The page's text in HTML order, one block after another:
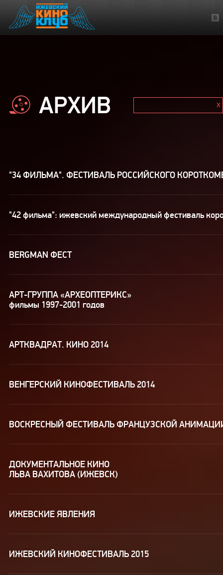
АРХИВ
"34 ФИЛЬМА". ФЕСТИВАЛЬ РОССИЙСКОГО
"42 фильма": ижевский международный фестиваль
BERGMAN ФЕСТ
АРТ-ГРУППА «АРХЕОПТЕРИКС»
фильмы 1997-2001 годов
АРТКВАДРАТ. КИНО 2014
ВЕНГЕРСКИЙ КИНОФЕСТИВАЛЬ 2014
ВОСКРЕСНЫЙ ФЕСТИВАЛЬ ФРАНЦУЗСКОЙ
ДОКУМЕНТАЛЬНОЕ КИНО
ЛЬВА ВАХИТОВА (ИЖЕВСК)
ИЖЕВСКИЕ ЯВЛЕНИЯ
ИЖЕВСКИЙ КИНОФЕСТИВАЛЬ 2015